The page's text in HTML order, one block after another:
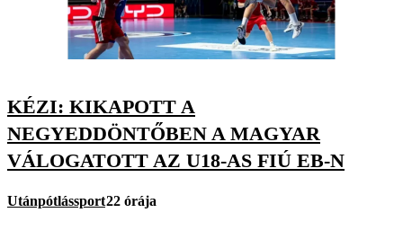
KÉZI: KIKAPOTT A
NEGYEDDÖNTŐBEN A MAGYAR
VÁLOGATOTT AZ U18-AS FIÚ EB-N
Utánpótlássport22 órája